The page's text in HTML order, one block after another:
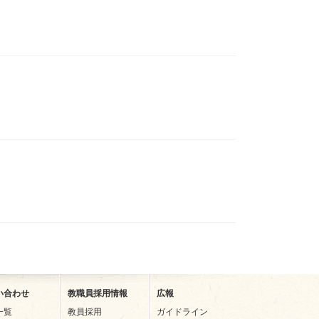
合わせ
覧
教職員採用情報
教員採用
広報
ガイドライン